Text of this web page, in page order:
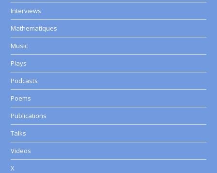
Interviews
Mathematiques
Music
Plays
Podcasts
Poems
Publications
Talks
Videos
X